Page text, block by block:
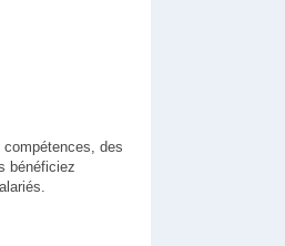
des
bénéficiez